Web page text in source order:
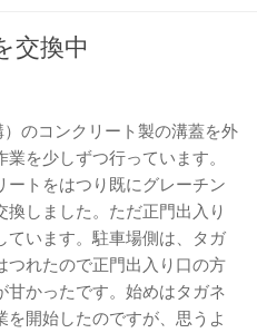
交換中
のコンクリート製の溝蓋を外
を少しずつ行っています。
ートをはつり既にグレーチン
しました。ただ正門出入り
ています。駐車場側は、タガ
つれたので正門出入り口の方
甘かったです。始めはタガネ
を開始したのですが、思うよ